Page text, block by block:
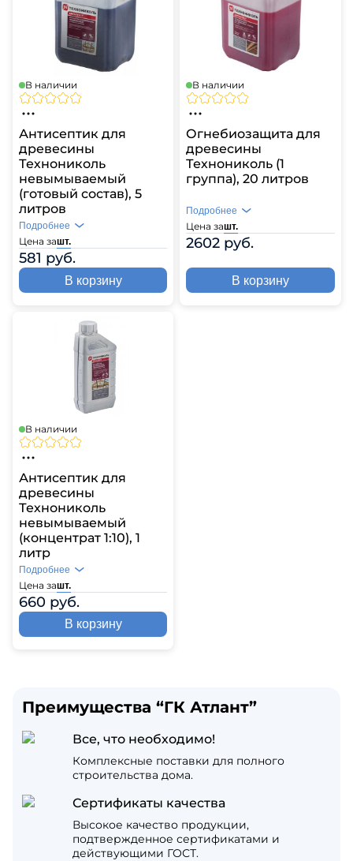
В наличии
Антисептик для
древесины
Технониколь
невымываемый
(готовый состав), 5
литров
Цена зашт.
581 руб.
Подробнее
В корзину
В наличии
Огнебиозащита для
древесины
Технониколь (1
группа), 20 литров
Цена зашт.
2602 руб.
Подробнее
В корзину
В наличии
Антисептик для
древесины
Технониколь
невымываемый
(концентрат 1:10), 1
литр
Цена зашт.
660 руб.
Подробнее
В корзину
Преимущества “ГК Атлант”
Все, что необходимо!
Комплексные поставки для полного
строительства дома.
Сертификаты качества
Высокое качество продукции,
подтвержденное сертификатами и
действующими ГОСТ.